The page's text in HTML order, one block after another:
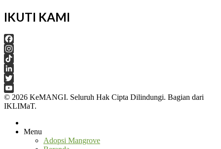
IKUTI KAMI
Facebook
Instagram
TikTok
LinkedIn
Twitter
YouTube
Channel
© 2026 KeMANGI. Seluruh Hak Cipta Dilindungi. Bagian dari
IKLIMaT.
Menu
Adopsi Mangrove